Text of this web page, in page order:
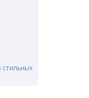
стильных